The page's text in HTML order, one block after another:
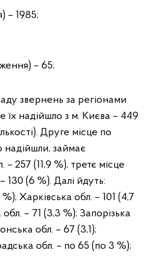
– 1985;
– 65;
звернень за регіонами
їх надійшло з м. Києва – 449
Друге місце по
надійшли, займає
257 (11,9 %), третє місце
130 (6 %). Далі йдуть:
Харківська обл. – 101 (4,7
– 71 (3,3 %); Запорізька
обл. – 67 (3,1);
обл. – по 65 (по 3 %);